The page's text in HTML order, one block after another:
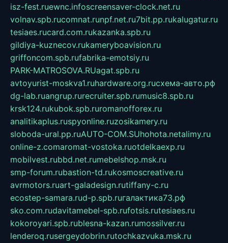
isz-fest.ruewnc.infoscreensaver-clock.net.ru
volnav.spb.rucomnat.runpf.net.ru7bit.pp.rukalugatur.ru
tesiaes.rucard.com.rukazanka.spb.ru
gildiya-kuznecov.rukameryboavision.ru
griffoncom.spb.rufabrika-emotsiy.ru
PARK-MATROSOVA.RUagat.spb.ru
avtoyurist-moskva1.ruhardware.org.ruсхема-авто.рф
dg-lab.ruangrup.rurecruiter.spb.rumusic8.spb.ru
krsk124.rukubok.spb.ruromanofforex.ru
analitikaplus.ruspyonline.ruzosikamery.ru
sloboda-ural.pp.ruAUTO-COM.SUhohota.netalimy.ru
online-z.comaromat-vostoka.ruotdelkaexp.ru
mobilvest.rubbd.net.rumebelshop.msk.ru
smp-forum.rubastion-td.rukosmoscreative.ru
avrmotors.ruart-galadesign.rutiffany-c.ru
ecostep-samara.rud-p.spb.ruгалактика73.рф
sko.com.rudavitamebel-spb.rufotsis.rutesiaes.ru
kokoroyari.spb.rublesna-kazan.rumossilver.ru
lenderoq.rusergeydobrin.rutochkazvuka.msk.ru